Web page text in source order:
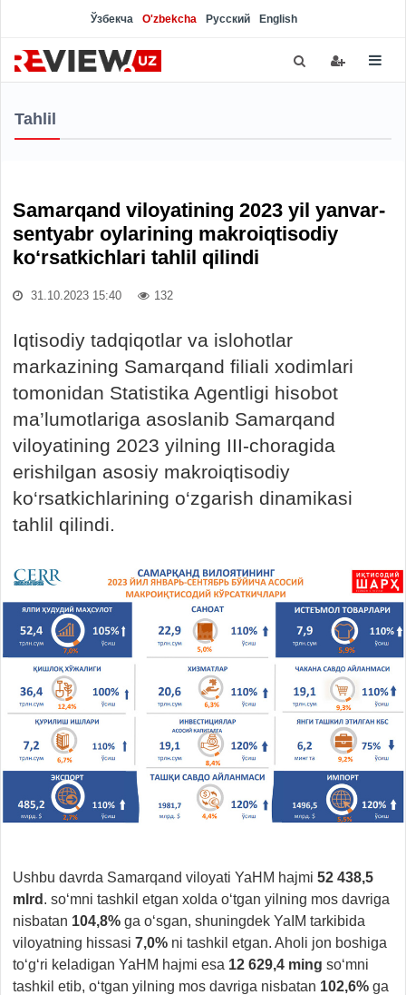
Ўзбекча O'zbekcha Русский English
Tahlil
Samarqand viloyatining 2023 yil yanvar-
sentyabr oylarining makroiqtisodiy
ko‘rsatkichlari tahlil qilindi
31.10.2023 15:40 132
Iqtisodiy tadqiqotlar va islohotlar
markazining Samarqand filiali xodimlari
tomonidan Statistika Agentligi hisobot
ma’lumotlariga asoslanib Samarqand
viloyatining 2023 yilning III-choragida
erishilgan asosiy makroiqtisodiy
ko‘rsatkichlarining o‘zgarish dinamikasi
tahlil qilindi.
Ushbu davrda Samarqand viloyati YaHM hajmi 52 438,5
mlrd . so‘mni tashkil etgan xolda o‘tgan yilning mos davriga
nisbatan 104,8% ga o‘sgan, shuningdek YaIM tarkibida
viloyatning hissasi 7,0% ni tashkil etgan. Aholi jon boshiga
to‘g‘ri keladigan YaHM hajmi esa 12 629,4 ming so‘mni
tashkil etib, o‘tgan yilning mos davriga nisbatan 102,6% ga